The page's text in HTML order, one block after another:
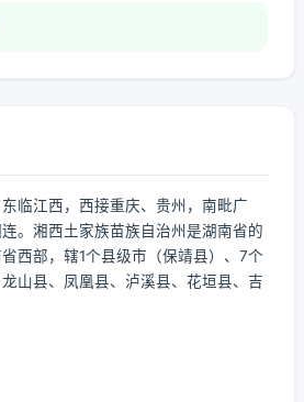
临江西，西接重庆、贵州，南毗广
。湘西土家族苗族自治州是湖南省的
西部，辖1个县级市（保靖县）、7个
山县、凤凰县、泸溪县、花垣县、吉